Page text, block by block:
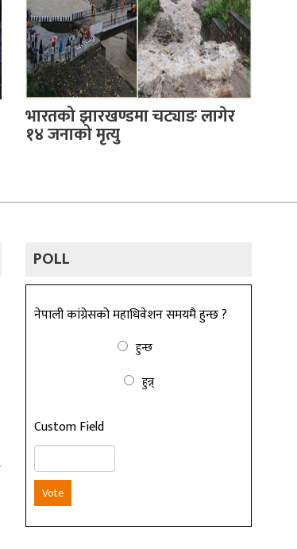
भारतको झारखण्डमा चट्याङ लागेर
१४ जनाको मृत्यु
POLL
नेपाली कांग्रेसको महाधिवेशन समयमै हुन्छ ?
हुन्छ
हुन्न्
Custom Field
Vote